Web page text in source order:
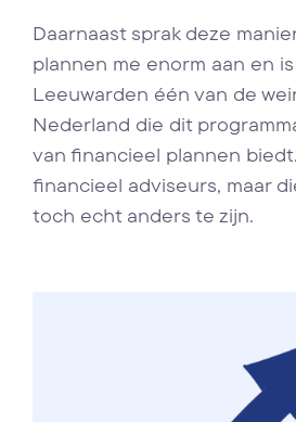
Daarnaast sprak deze
plannen me enorm aan en
Leeuwarden één van de
Nederland die dit
van financieel plannen
financieel adviseurs, maar
toch echt anders te zijn.